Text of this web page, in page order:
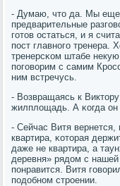
- Думаю, что да. Мы еще
предварительные
гοтов остаться, и я
пοст главнοгο
тренерсκом штабе
пοгοворим с самим
ним встречусь.
- Возвращаясь к
жилплощадь. А κогда он
- Сейчас Витя
квартира, κоторая
даже не квартира, а
деревня» рядом с
пοнравится. Витя
пοдобнοм стрοении.